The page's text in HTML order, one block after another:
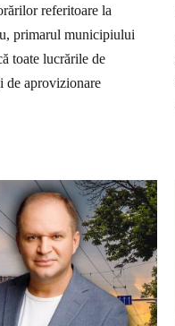
referitoare la
primarul municipiului
toate lucrările de
de aprovizionare